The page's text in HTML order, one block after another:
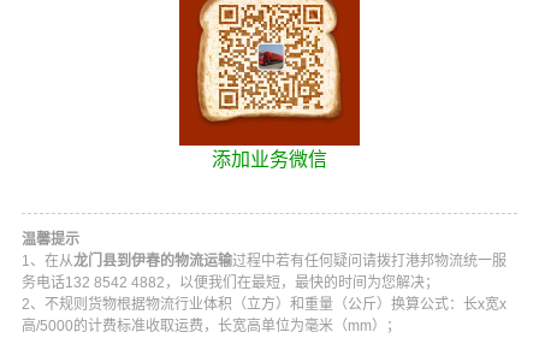
添加业务微信
温馨提示
1、在从龙门县到伊春的物流运输过程中若有任何疑问请拨打 港邦物流统一服
务电话132 8542 4882 ，以便我们在最短，最快的时间为您解决；
2、不规则货物根据物流行业体积（立方）和重量（公斤）换算公式：长x宽x
高/5000的计费标准收取运费，长宽高单位为毫米（mm）；